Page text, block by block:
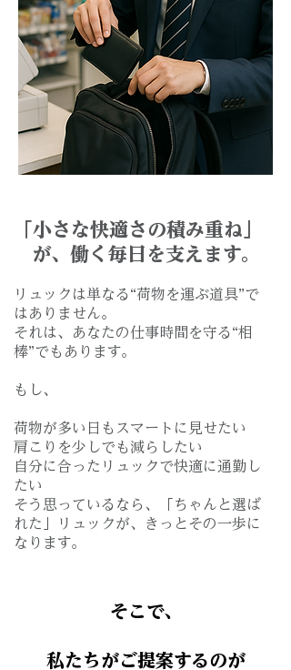
「小さな快適さの積み重ね」
が、 働く毎日を支えます。
リュックは単なる“荷物を運ぶ道具”で
はありません。
それは、あなたの仕事時間を守る“相
棒”でもあります。
もし、
荷物が多い日もスマートに見せたい
肩こりを少しでも減らしたい
自分に合ったリュックで快適に通勤し
たい
そう思っているなら、「ちゃんと選ば
れた」リュックが、きっとその一歩に
なります。
そこで、
私たちがご提案するのが